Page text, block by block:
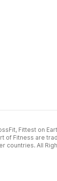
Fittest on
of Fitness are
countries. All